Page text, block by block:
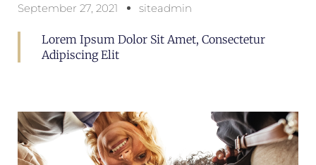
September 27, 2021 siteadmin
Lorem Ipsum Dolor Sit Amet, Consectetur
Adipiscing Elit